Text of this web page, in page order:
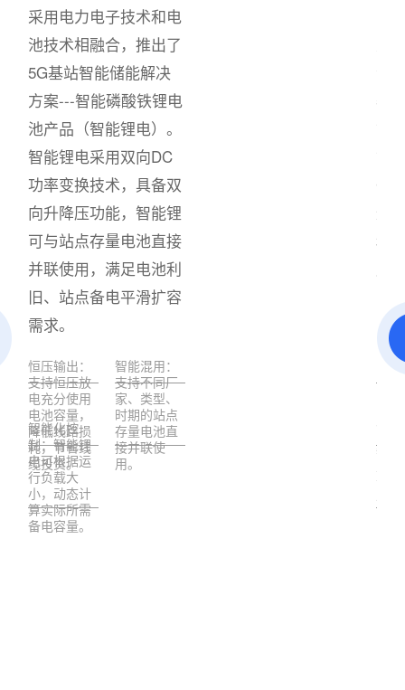
采用电力电子技术和电
池技术相融合，推出了
5G基站智能储能解决
方案---智能磷酸铁锂电
池产品（智能锂电）。
智能锂电采用双向DC
功率变换技术，具备双
向升降压功能，智能锂
可与站点存量电池直接
并联使用，满足电池利
旧、站点备电平滑扩容
需求。
恒压输出：
支持恒压放
电充分使用
电池容量，
降低线路损
耗，节省线
缆投资。
智能混用：
支持不同厂
家、类型、
时期的站点
存量电池直
接并联使
用。
智能化控
制：智能锂
电可根据运
行负载大
小，动态计
算实际所需
备电容量。
进
和
网
智